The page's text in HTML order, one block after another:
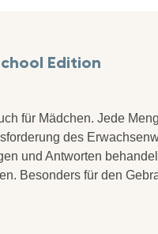
Edition
für Mädchen. Jede
des
und Antworten
Besonders für den